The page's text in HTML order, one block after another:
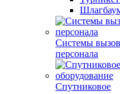
Системы
персонала
Спутниковое